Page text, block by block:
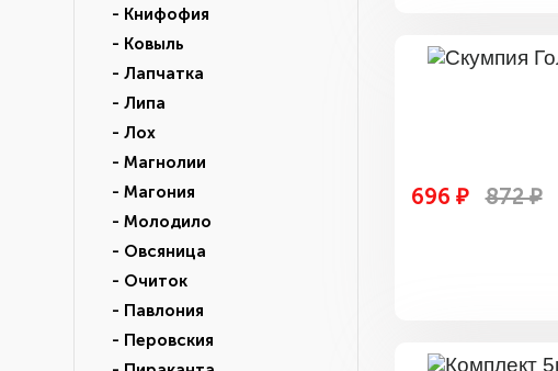
- Книфофия
- Ковыль
- Лапчатка
- Липа
- Лох
- Магнолии
- Магония
- Молодило
- Овсяница
- Очиток
- Павлония
- Перовския
696 ₽ 872 ₽